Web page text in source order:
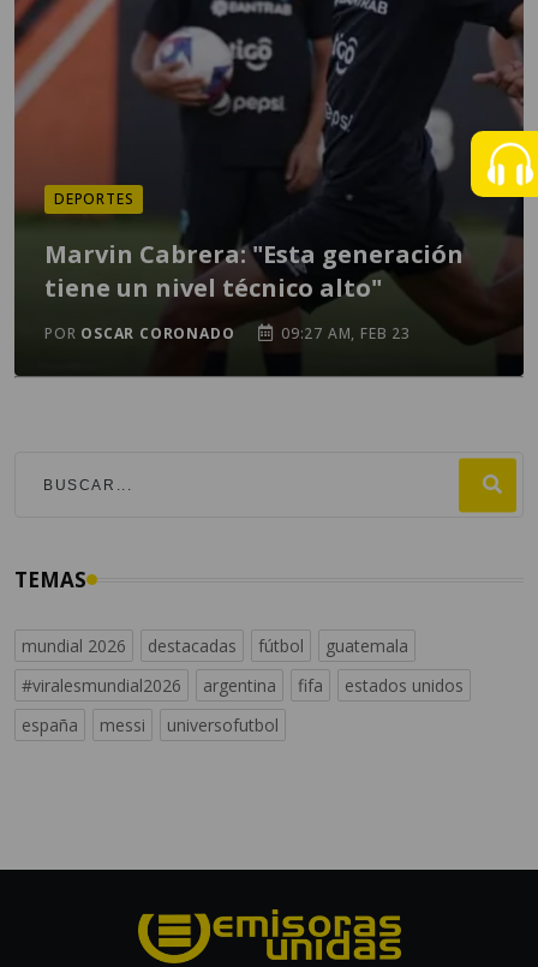
DEPORTES
Marvin Cabrera: "Esta generación
tiene un nivel técnico alto"
POR OSCAR CORONADO 09:27 AM, FEB 23
TEMAS
mundial 2026 destacadas fútbol
guatemala
#viralesmundial2026
argentina fifa
estados unidos
españa
messi universofutbol